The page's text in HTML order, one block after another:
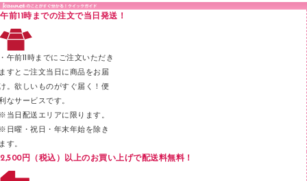
Ｚ式ファイル
２穴リフィル・２穴インデックス
印章用品
ラベル類
メンディングテープ
メッシュケース／ペンケース
フロアケース
ブックエンド／ブックスタンド
午前11時までの注文で当日発送！
午前11時までにご注文いただき
すとご注文当日に商品をお届
。欲しいものがすぐ届く！便
なサービスです。
当日配送エリアに限ります。
日曜・祝日・年末年始を除き
す。
2,500円（税込）以上のお買い上げで配送料無料！